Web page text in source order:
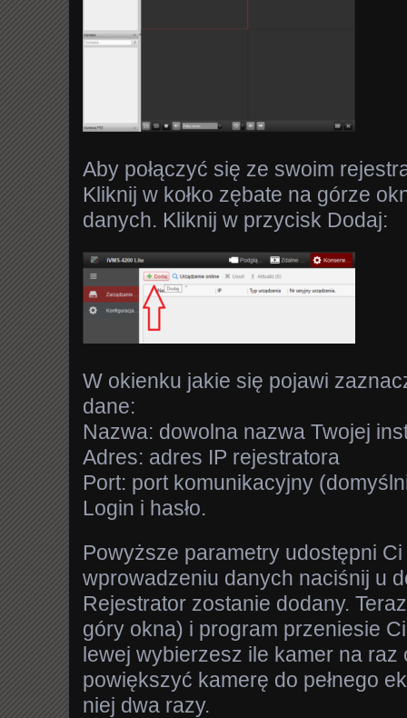
Aby połączyć się ze swoim
Kliknij w kołko zębate na górze
danych. Kliknij w przycisk Dodaj:
W okienku jakie się pojawi
dane:
Nazwa: dowolna nazwa Twojej
Adres: adres IP rejestratora
Port: port komunikacyjny
Login i hasło.
Powyższe parametry udostępni
wprowadzeniu danych naciśnij u
Rejestrator zostanie dodany.
góry okna) i program przeniesie
lewej wybierzesz ile kamer na raz
powiększyć kamerę do pełnego
niej dwa razy.